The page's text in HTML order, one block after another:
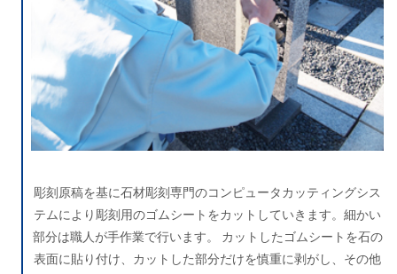
彫刻原稿を基に石材彫刻専門のコンピュータカッティングシス
テムにより彫刻用のゴムシートをカットしていきます。細かい
部分は職人が手作業で行います。 カットしたゴムシートを石の
表面に貼り付け、カットした部分だけを慎重に剥がし、その他